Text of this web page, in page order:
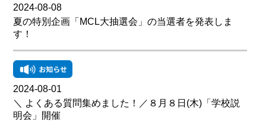
2024-08-08
夏の特別企画「MCL大抽選会」の当選者を発表しま
す！
2024-08-01
＼ よくある質問集めました！／８月８日(木)「学校説
明会」開催